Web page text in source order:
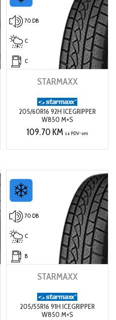
70 DB
C
C
STARMAXX
205/60R16 92H ICEGRIPPER
W850 M+S
109.70 KM sa PDV-om
70 DB
C
B
STARMAXX
205/55R16 91H ICEGRIPPER
W850 M+S